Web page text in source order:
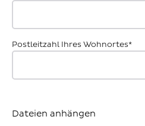
Postleitzahl Ihres Wohnortes*
Dateien anhängen